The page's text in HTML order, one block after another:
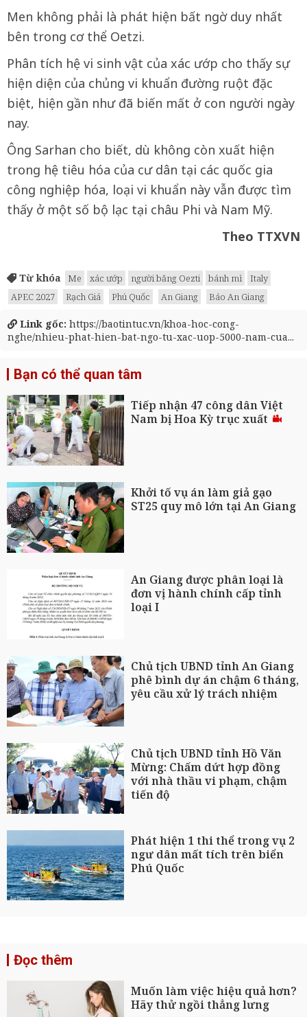
Men không phải là phát hiện bất ngờ duy nhất
bên trong cơ thể Oetzi.
Phân tích hệ vi sinh vật của xác ướp cho thấy sự
hiện diện của chủng vi khuẩn đường ruột đặc
biệt, hiện gần như đã biến mất ở con người ngày
nay.
Ông Sarhan cho biết, dù không còn xuất hiện
trong hệ tiêu hóa của cư dân tại các quốc gia
công nghiệp hóa, loại vi khuẩn này vẫn được tìm
thấy ở một số bộ lạc tại châu Phi và Nam Mỹ.
Theo TTXVN
Từ khóa Me xác ướp người băng Oezti bánh mì
Italy
APEC 2027
Rạch Giá Phú Quốc An Giang Báo An Giang
Link gốc: https://baotintuc.vn/khoa-hoc-cong-
nghe/nhieu-phat-hien-bat-ngo-tu-xac-uop-5000-nam-cua...
Bạn có thể quan tâm
Tiếp nhận 47 công dân Việt
Nam bị Hoa Kỳ trục xuất
Khởi tố vụ án làm giả gạo
ST25 quy mô lớn tại An Giang
An Giang được phân loại là
đơn vị hành chính cấp tỉnh
loại I
Chủ tịch UBND tỉnh An Giang
phê bình dự án chậm 6 tháng,
yêu cầu xử lý trách nhiệm
Chủ tịch UBND tỉnh Hồ Văn
Mừng: Chấm dứt hợp đồng
với nhà thầu vi phạm, chậm
tiến độ
Phát hiện 1 thi thể trong vụ 2
ngư dân mất tích trên biển
Phú Quốc
Đọc thêm
Muốn làm việc hiệu quả hơn?
Hãy thử ngồi thẳng lưng